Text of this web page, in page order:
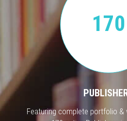
170
Featuring complete portfolio